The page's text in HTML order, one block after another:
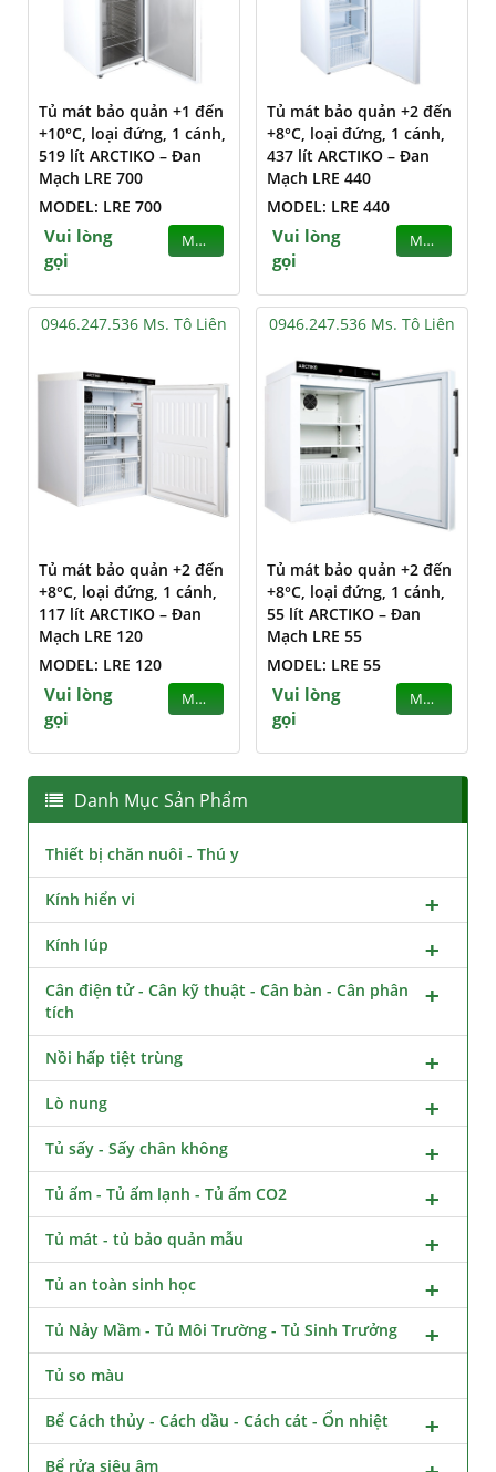
Tủ mát bảo quản +1 đến
+10°C, loại đứng, 1 cánh,
519 lít ARCTIKO – Đan
Mạch LRE 700
MODEL: LRE 700
Vui lòng
gọi
MUA
Tủ mát bảo quản +2 đến
+8°C, loại đứng, 1 cánh,
437 lít ARCTIKO – Đan
Mạch LRE 440
MODEL: LRE 440
Vui lòng
gọi
MUA
0946.247.536 Ms. Tô Liên
Tủ mát bảo quản +2 đến
+8°C, loại đứng, 1 cánh,
117 lít ARCTIKO – Đan
Mạch LRE 120
MODEL: LRE 120
Vui lòng
gọi
MUA
0946.247.536 Ms. Tô Liên
Tủ mát bảo quản +2 đến
+8°C, loại đứng, 1 cánh,
55 lít ARCTIKO – Đan
Mạch LRE 55
MODEL: LRE 55
Vui lòng
gọi
MUA
Danh Mục Sản Phẩm
Thiết bị chăn nuôi - Thú y
Kính hiển vi
Kính lúp
Cân điện tử - Cân kỹ thuật - Cân bàn - Cân phân
tích
Nồi hấp tiệt trùng
Lò nung
Tủ sấy - Sấy chân không
Tủ ấm - Tủ ấm lạnh - Tủ ấm CO2
Tủ mát - tủ bảo quản mẫu
Tủ an toàn sinh học
Tủ Nảy Mầm - Tủ Môi Trường - Tủ Sinh Trưởng
Tủ so màu
Bể Cách thủy - Cách dầu - Cách cát - Ổn nhiệt
Bể rửa siêu âm